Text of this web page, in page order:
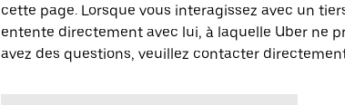
cette page. Lorsque vous interagissez avec un
entente directement avec lui, à laquelle Uber ne
avez des questions, veuillez contacter